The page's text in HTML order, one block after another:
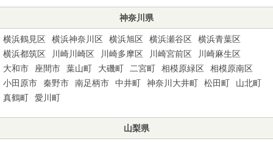
神奈川県
横浜鶴見区 横浜神奈川区 横浜旭区 横浜瀬谷区
横浜青葉区
横浜都筑区
川崎川崎区 川崎多摩区 川崎宮前区
川崎麻生区
大和市
座間市 葉山町 大磯町 二宮町 相模原緑区
相模原南区
小田原市
秦野市 南足柄市 中井町 神奈川大井町 松田町
山北町
真鶴町
愛川町
山梨県